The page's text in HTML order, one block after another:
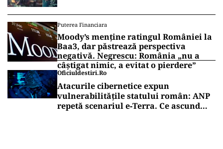
Puterea Financiara
Moody’s menține ratingul României la
Baa3, dar păstrează perspectiva
negativă. Negrescu: România „nu a
câștigat nimic, a evitat o pierdere”
Oficiuldestiri.ro
Atacurile cibernetice expun
vulnerabilitățile statului român: ANP
repetă scenariul e‑Terra. Ce ascund